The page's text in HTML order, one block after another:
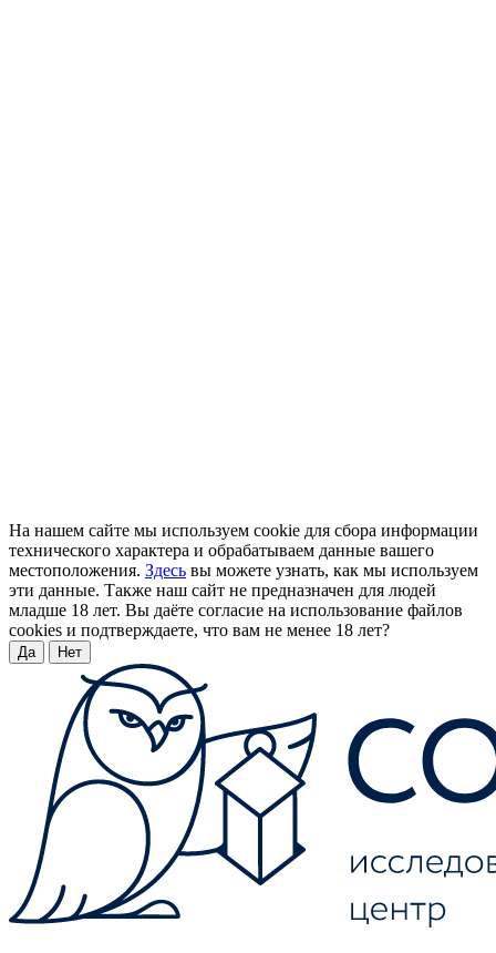
На нашем сайте мы используем cookie для сбора информации
технического характера и обрабатываем данные вашего
местоположения. Здесь вы можете узнать, как мы используем
эти данные. Также наш сайт не предназначен для людей
младше 18 лет. Вы даёте согласие на использование файлов
cookies и подтверждаете, что вам не менее 18 лет?
Да Нет